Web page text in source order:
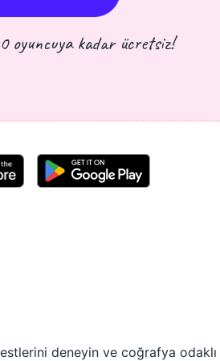
oyuncuya kadar ücretsiz!
deneyin ve coğrafya odaklı